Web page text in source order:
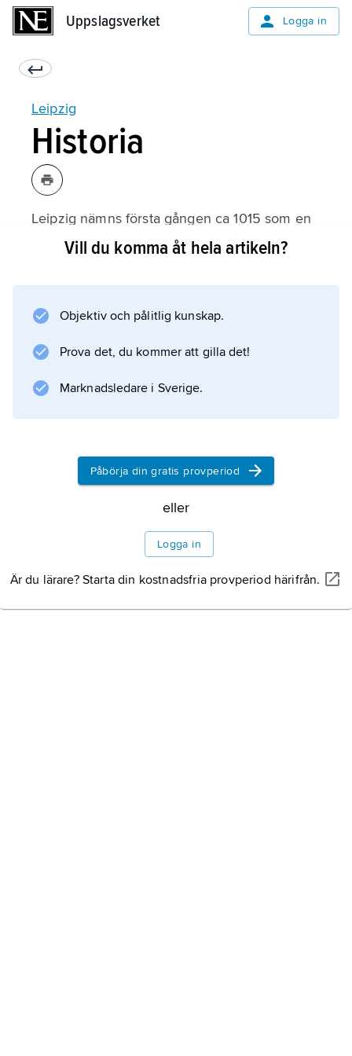
Uppslagsverket Logga in
Leipzig
Historia
Leipzig nämns första gången ca 1015 som en
borg i vars skydd en köpmannabosättning
ledande handelsstad. Denna roll befästes
ytterligare genom mässtadsprivilegier 1497.
boktryckerier och bokförlag. Kring 1700
Information om artikeln
Vill du komma åt hela artikeln?
Objektiv och pålitlig kunskap.
Prova det, du kommer att gilla det!
Marknadsledare i Sverige.
Påbörja din gratis provperiod
eller
Logga in
Är du lärare? Starta din kostnadsfria provperiod härifrån.